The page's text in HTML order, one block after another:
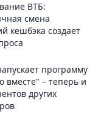
ВТБ:
смена
кешбэка создает
программу
вместе" – теперь и
других